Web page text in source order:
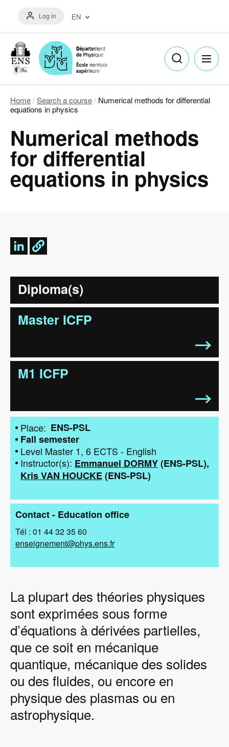
Menu
du
de
l'utilisateur
Log in EN
(FR)
English
(EN)
Breadcrumb
Home Search a course
Numerical methods for differential
equations in physics
Numerical methods
for differential
equations in physics
Diploma(s)
Master ICFP
M1 ICFP
Place ENS-PSL
Fall semester
Level Master 1 6 ECTS - English
Instructor(s) Emmanuel DORMY(ENS-PSL)
Kris VAN HOUCKE(ENS-PSL)
Contact - Education office
Tél : 01 44 32 35 60
enseignement@phys.ens.fr
La plupart des théories physiques
sont exprimées sous forme
d’équations à dérivées partielles,
que ce soit en mécanique
quantique, mécanique des solides
ou des fluides, ou encore en
physique des plasmas ou en
astrophysique.